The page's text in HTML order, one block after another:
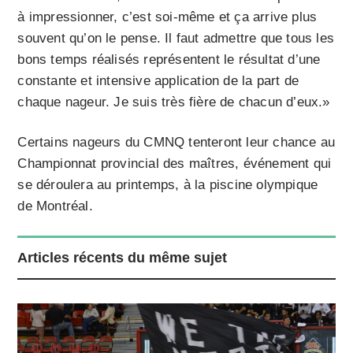
à impressionner, c’est soi-même et ça arrive plus
souvent qu’on le pense. Il faut admettre que tous les
bons temps réalisés représentent le résultat d’une
constante et intensive application de la part de
chaque nageur. Je suis très fière de chacun d’eux.»
Certains nageurs du CMNQ tenteront leur chance au
Championnat provincial des maîtres, événement qui
se déroulera au printemps, à la piscine olympique
de Montréal.
Articles récents du même sujet